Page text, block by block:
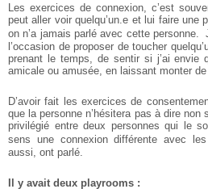
Les exercices de connexion, c’est
peut aller voir quelqu’un.e et lui faire une
on n’a jamais parlé avec cette personne.
l’occasion de proposer de toucher
prenant le temps, de sentir si j’ai envie
amicale ou amusée, en laissant monter de
D’avoir fait les exercices de
que la personne n’hésitera pas à dire non
privilégié entre deux personnes qui le
sens une connexion différente avec
aussi, ont parlé.
Il y avait deux playrooms :